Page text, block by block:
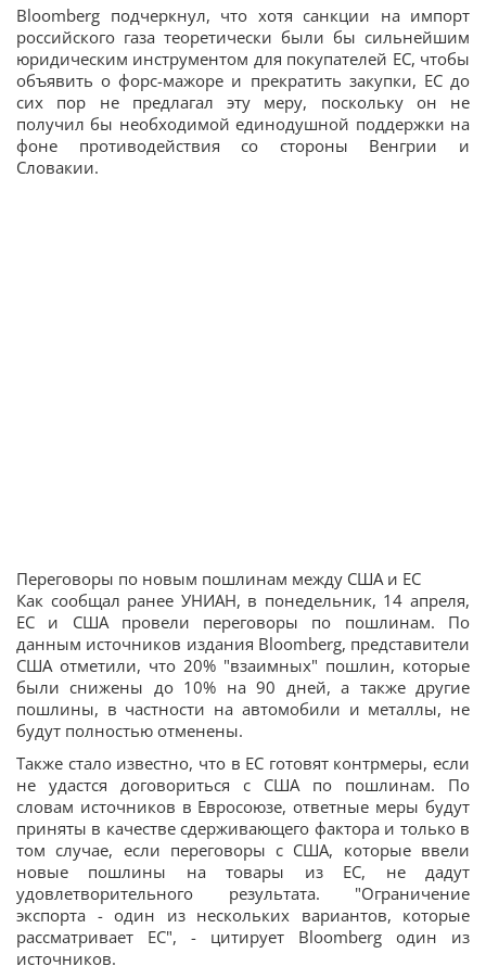
Bloomberg подчеркнул, что хотя санкции на импорт
российского газа теоретически были бы сильнейшим
юридическим инструментом для покупателей ЕС, чтобы
объявить о форс-мажоре и прекратить закупки, ЕС до
сих пор не предлагал эту меру, поскольку он не
получил бы необходимой единодушной поддержки на
фоне противодействия со стороны Венгрии и
Словакии.
Переговоры по новым пошлинам между США и ЕС
Как сообщал ранее УНИАН, в понедельник, 14 апреля,
ЕС и США провели переговоры по пошлинам. По
данным источников издания Bloomberg, представители
США отметили, что 20% "взаимных" пошлин, которые
были снижены до 10% на 90 дней, а также другие
пошлины, в частности на автомобили и металлы, не
будут полностью отменены.
Также стало известно, что в ЕС готовят контрмеры, если
не удастся договориться с США по пошлинам. По
словам источников в Евросоюзе, ответные меры будут
приняты в качестве сдерживающего фактора и только в
том случае, если переговоры с США, которые ввели
новые пошлины на товары из ЕС, не дадут
удовлетворительного результата. "Ограничение
экспорта - один из нескольких вариантов, которые
рассматривает ЕС", - цитирует Bloomberg один из
источников.